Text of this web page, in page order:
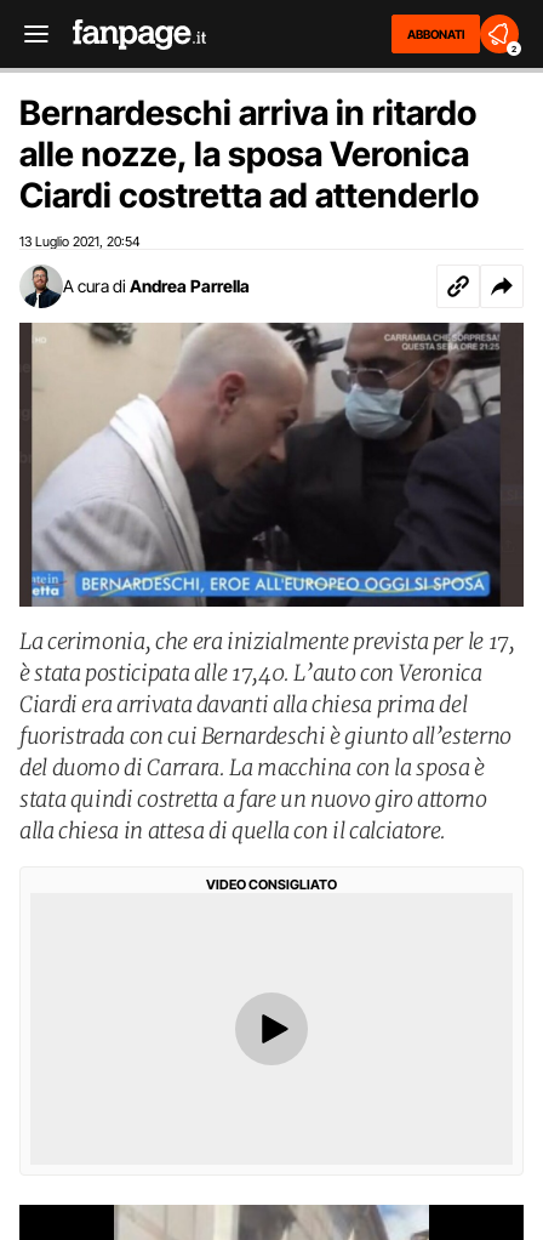
ABBONATI
2
Bernardeschi arriva in ritardo
alle nozze, la sposa Veronica
Ciardi costretta ad attenderlo
13 Luglio 2021 20:54
A cura di Andrea Parrella
La cerimonia, che era inizialmente prevista per le 17,
è stata posticipata alle 17,40. L’auto con Veronica
Ciardi era arrivata davanti alla chiesa prima del
fuoristrada con cui Bernardeschi è giunto all’esterno
del duomo di Carrara. La macchina con la sposa è
stata quindi costretta a fare un nuovo giro attorno
alla chiesa in attesa di quella con il calciatore.
VIDEO CONSIGLIATO